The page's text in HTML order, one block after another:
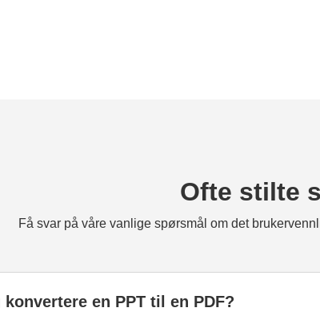
Ofte stilte
Få svar på våre vanlige spørsmål om det
en PPT til en PDF?